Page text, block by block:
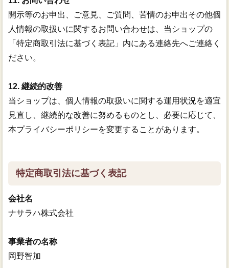
開示等のお申出、ご意見、ご質問、苦情のお申出その他個
人情報の取扱いに関するお問い合わせは、当ショップの
「特定商取引法に基づく表記」内にある連絡先へご連絡く
ださい。
12. 継続的改善
当ショップは、個人情報の取扱いに関する運用状況を適宜
見直し、継続的な改善に努めるものとし、必要に応じて、
本プライバシーポリシーを変更することがあります。
特定商取引法に基づく表記
会社名
ナサラハ株式会社
事業者の名称
岡野智加